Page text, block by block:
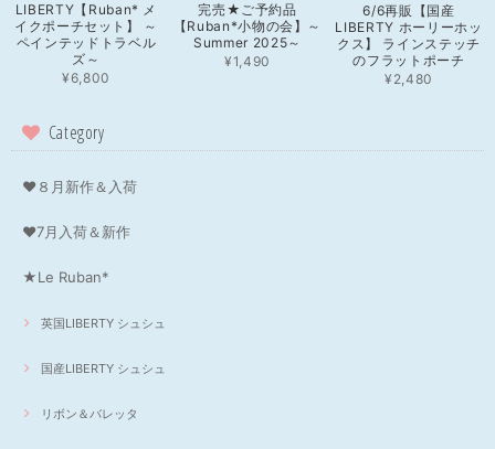
LIBERTY【Ruban* メ
イクポーチセット】 ～
ペインテッドトラベル
ズ～
¥6,800
完売★ご予約品
【Ruban*小物の会】～
Summer 2025～
¥1,490
6/6再販【国産
LIBERTY ホーリーホッ
クス】 ラインステッチ
のフラットポーチ
¥2,480
Category
❤８月新作＆入荷
❤7月入荷＆新作
★Le Ruban*
英国LIBERTY シュシュ
国産LIBERTY シュシュ
リボン＆バレッタ